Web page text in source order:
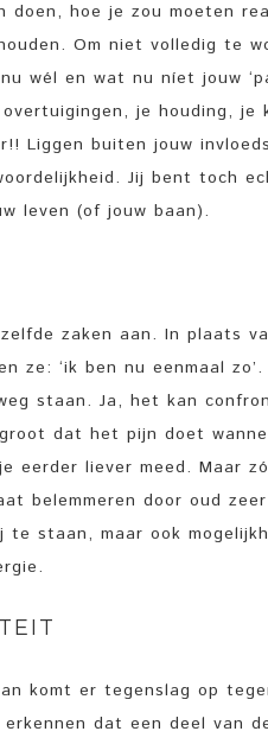
hoe je zou moeten
Om niet volledig te
wél en wat nu níet jouw
je houding,
Liggen buiten jouw
Jij bent toch
leven (of jouw baan).
zaken aan. In plaats
ze: ‘ik ben nu eenmaal
staan. Ja, het kan
dat het pijn doet
eerder liever meed. Maar
belemmeren door oud
te staan, maar ook
komt er tegenslag op
dat een deel van